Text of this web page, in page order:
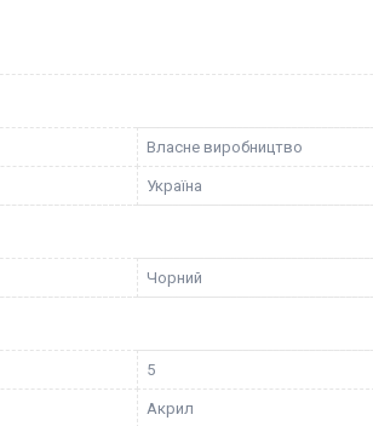
Власне виробництво
Україна
Чорний
5
Акрил